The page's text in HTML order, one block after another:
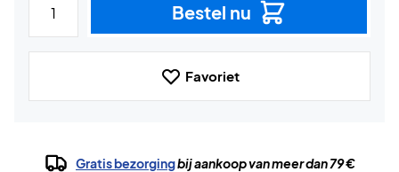
Bestel nu
Favoriet
Gratis bezorgingbij aankoop van meer dan 79 €